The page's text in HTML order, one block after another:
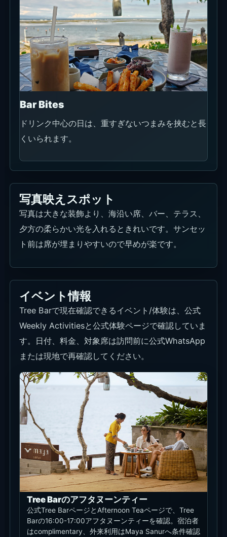
Bar Bites
ドリンク中心の日は、重すぎないつまみを挟むと長
くいられます。
写真映えスポット
写真は大きな装飾より、海沿い席、バー、テラス、
夕方の柔らかい光を入れるときれいです。サンセッ
ト前は席が埋まりやすいので早めが楽です。
イベント情報
Tree Barで現在確認できるイベント/体験は、公式
Weekly Activitiesと公式体験ページで確認していま
す。日付、料金、対象席は訪問前に公式WhatsApp
または現地で再確認してください。
Tree Barのアフタヌーンティー
公式Tree BarページとAfternoon Teaページで、Tree
Barの16:00-17:00アフタヌーンティーを確認。宿泊者
はcomplimentary、外来利用はMaya Sanurへ条件確認